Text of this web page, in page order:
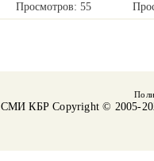
Просмотров: 55
СМИ КБРCopyright © 2005-